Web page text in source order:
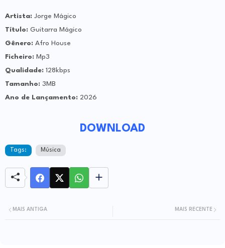
Artista: Jorge Mágico
Título: Guitarra Mágico
Gênero: Afro House
Ficheiro: Mp3
Qualidade: 128kbps
Tamanho: 3MB
Ano de Lançamento: 2026
DOWNLOAD
Tags: Música
MAIS RECENTE
MAIS ANTIGA